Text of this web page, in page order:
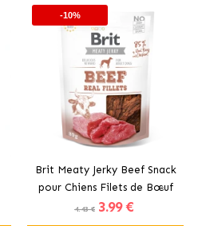
-10%
Brit Meaty Jerky Beef Snack
pour Chiens Filets de Bœuf
4.43 € 3.99 €